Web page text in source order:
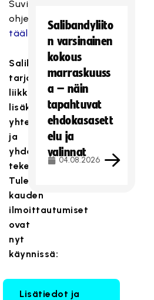
Suvin
ohjevideo
täältä.
Salibandy
tarjoaa
liikkumisen
lisäksi
yhteisöllisyyttä
ja
yhdessä
tekemistä.
Tulevan
kauden
ilmoittautumiset
ovat
nyt
käynnissä:
Lisätiedot ja
Salibandyliito
n varsinainen
kokous
marraskuuss
a – näin
tapahtuvat
ehdokasasett
elu ja
valinnat
04.08.2026